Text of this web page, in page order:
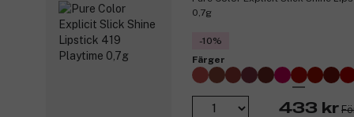
0,7g
-10%
Färger
433 kr